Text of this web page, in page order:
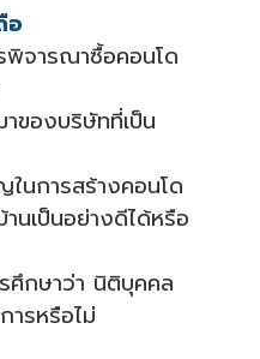
อ
พิจารณาซื้อคอนโด
ของบริษัทที่เป็น
นการสร้างคอนโด
นเป็นอย่างดีได้หรือ
ศึกษาว่า นิติบุคคล
ารหรือไม่